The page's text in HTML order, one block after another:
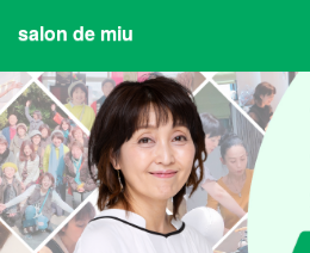
salon de miu